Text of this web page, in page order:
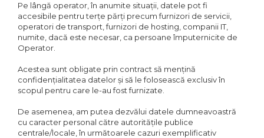
Pe lângă operator, în anumite situații, datele pot fi
accesibile pentru terțe părți precum furnizori de servicii,
operatori de transport, furnizori de hosting, companii IT,
numite, dacă este necesar, ca persoane împuternicite de
Operator.
Acestea sunt obligate prin contract să mențină
confidențialitatea datelor și să le folosească exclusiv în
scopul pentru care le-au fost furnizate.
De asemenea, am putea dezvălui datele dumneavoastră
cu caracter personal către autoritățile publice
centrale/locale, în următoarele cazuri exemplificativ